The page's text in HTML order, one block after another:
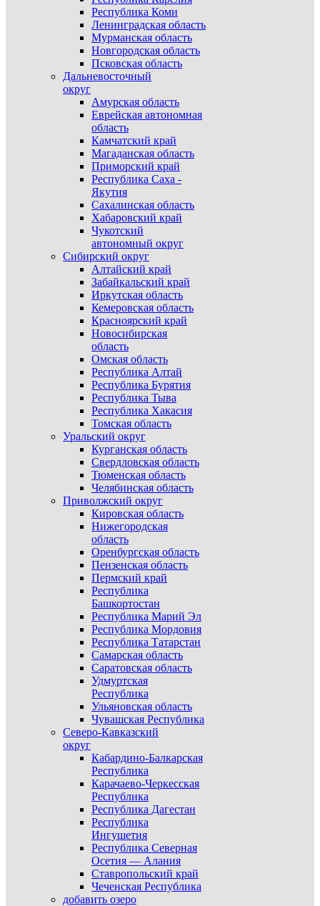
Республика Коми
Ленинградская область
Мурманская область
Новгородская область
Псковская область
Дальневосточный
округ
Амурская область
Еврейская автономная
область
Камчатский край
Магаданская область
Приморский край
Республика Саха -
Якутия
Сахалинская область
Хабаровский край
Чукотский
автономный округ
Сибирский округ
Алтайский край
Забайкальский край
Иркутская область
Кемеровская область
Красноярский край
Новосибирская
область
Омская область
Республика Алтай
Республика Бурятия
Республика Тыва
Республика Хакасия
Томская область
Уральский округ
Курганская область
Свердловская область
Тюменская область
Челябинская область
Приволжский округ
Кировская область
Нижегородская
область
Оренбургская область
Пензенская область
Пермский край
Республика
Башкортостан
Республика Марий Эл
Республика Мордовия
Республика Татарстан
Самарская область
Саратовская область
Удмуртская
Республика
Ульяновская область
Чувашская Республика
Северо-Кавказский
округ
Кабардино-Балкарская
Республика
Карачаево-Черкесская
Республика
Республика Дагестан
Республика
Ингушетия
Республика Северная
Осетия — Алания
Ставропольский край
Чеченская Республика
добавить озеро